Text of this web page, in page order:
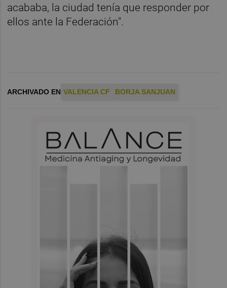
acababa, la ciudad tenía que responder por
ellos ante la Federación".
ARCHIVADO EN VALENCIA CF BORJA SANJUAN